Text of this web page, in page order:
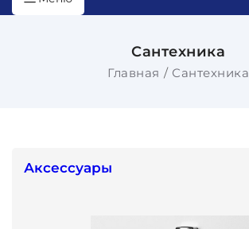
Сантехника
Главная Сантехника
Аксессуары